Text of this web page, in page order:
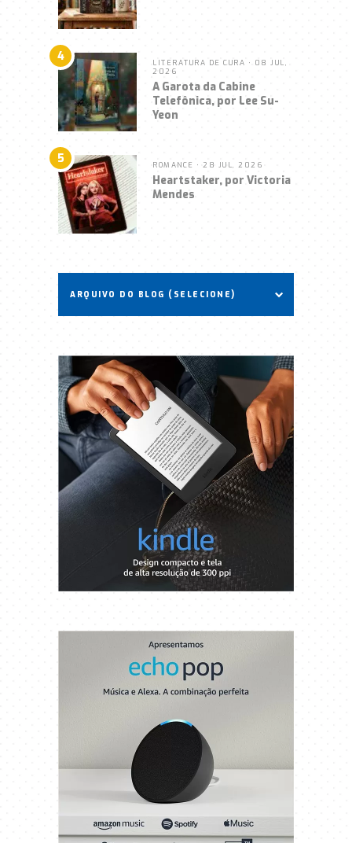
4 LITERATURA DE CURA • 08 JUL,
2026
A Garota da Cabine
Telefônica, por Lee Su-
Yeon
5 ROMANCE • 28 JUL, 2026
Heartstaker, por Victoria
Mendes
ARQUIVO DO BLOG (SELECIONE)